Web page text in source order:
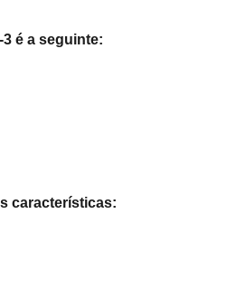
é a seguinte:
características: